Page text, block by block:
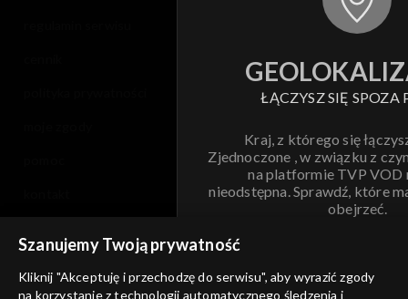
ŁĄCZYSZ SIĘ SPOZA
Kraj, z którego się
Zjednoczone , w związku z
na platformie TVP VOD
nieodstępna. Sprawdź, które
obejrzeć.
informacje o dostawcy usług
Szanujemy Twoją prywatność
Kliknij "Akceptuję i przechodzę do serwisu", aby wyrazić zgody
na korzystanie z technologii automatycznego śledzenia i